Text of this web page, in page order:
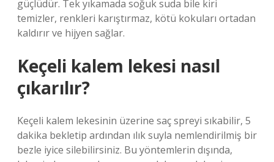
güçlüdür. Tek yıkamada soğuk suda bile kiri
temizler, renkleri karıştırmaz, kötü kokuları ortadan
kaldırır ve hijyen sağlar.
Keçeli kalem lekesi nasıl
çıkarılır?
Keçeli kalem lekesinin üzerine saç spreyi sıkabilir, 5
dakika bekletip ardından ılık suyla nemlendirilmiş bir
bezle iyice silebilirsiniz. Bu yöntemlerin dışında,